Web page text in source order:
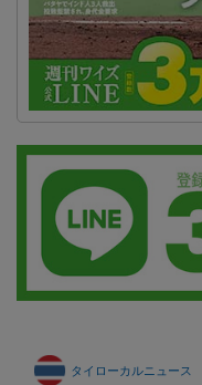
タイローカルニュース